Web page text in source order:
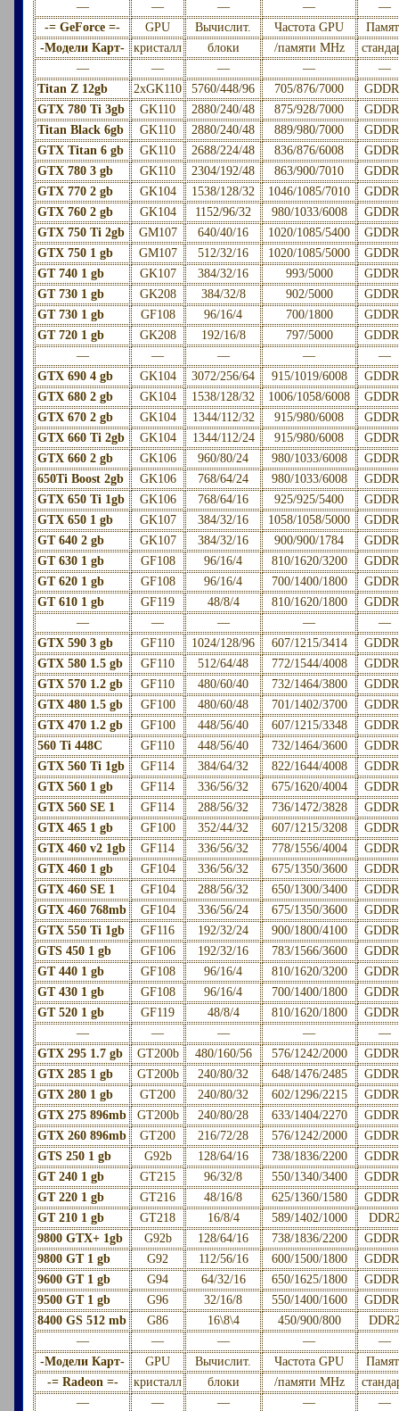
— — — —
—
-= GeForce =-
GPU Вычислит. Частота GPU
-Модели Карт-
кристалл блоки /памяти MHz
—
— — —
—
Titan Z 12gb
2xGK110 5760/448/96 705/876/7000
GTX 780 Ti 3gb
GK110 2880/240/48 875/928/7000
Titan Black 6gb
GK110 2880/240/48 889/980/7000
GTX Titan 6 gb
GK110 2688/224/48 836/876/6008
GTX 780 3 gb
GK110 2304/192/48 863/900/7010
GTX 770 2 gb
GK104 1538/128/32 1046/1085/7010
GTX 760 2 gb
GK104 1152/96/32 980/1033/6008
GTX 750 Ti 2gb
GM107 640/40/16 1020/1085/5400
GTX 750 1 gb
GM107 512/32/16 1020/1085/5000
GT 740 1 gb
GK107 384/32/16 993/5000
GT 730 1 gb
GK208 384/32/8 902/5000
GT 730 1 gb
GF108 96/16/4 700/1800
GT 720 1 gb
GK208 192/16/8 797/5000
—
— — —
—
GTX 690 4 gb
GK104 3072/256/64 915/1019/6008
GTX 680 2 gb
GK104 1538/128/32 1006/1058/6008
GTX 670 2 gb
GK104 1344/112/32 915/980/6008
GTX 660 Ti 2gb
GK104 1344/112/24 915/980/6008
GTX 660 2 gb
GK106 960/80/24 980/1033/6008
650Ti Boost 2gb
GK106 768/64/24 980/1033/6008
GTX 650 Ti 1gb
GK106 768/64/16 925/925/5400
GTX 650 1 gb
GK107 384/32/16 1058/1058/5000
GT 640 2 gb
GK107 384/32/16 900/900/1784
GT 630 1 gb
GF108 96/16/4 810/1620/3200
GT 620 1 gb
GF108 96/16/4 700/1400/1800
GT 610 1 gb
GF119 48/8/4 810/1620/1800
—
— — —
—
GTX 590 3 gb
GF110 1024/128/96 607/1215/3414
GTX 580 1.5 gb
GF110 512/64/48 772/1544/4008
GTX 570 1.2 gb
GF110 480/60/40 732/1464/3800
GTX 480 1.5 gb
GF100 480/60/48 701/1402/3700
GTX 470 1.2 gb
GF100 448/56/40 607/1215/3348
560 Ti 448C
GF110 448/56/40 732/1464/3600
GTX 560 Ti 1gb
GF114 384/64/32 822/1644/4008
GTX 560 1 gb
GF114 336/56/32 675/1620/4004
GTX 560 SE 1
GF114 288/56/32 736/1472/3828
GTX 465 1 gb
GF100 352/44/32 607/1215/3208
GTX 460 v2 1gb
GF114 336/56/32 778/1556/4004
GTX 460 1 gb
GF104 336/56/32 675/1350/3600
GTX 460 SE 1
GF104 288/56/32 650/1300/3400
GTX 460 768mb
GF104 336/56/24 675/1350/3600
GTX 550 Ti 1gb
GF116 192/32/24 900/1800/4100
GTS 450 1 gb
GF106 192/32/16 783/1566/3600
GT 440 1 gb
GF108 96/16/4 810/1620/3200
GT 430 1 gb
GF108 96/16/4 700/1400/1800
GT 520 1 gb
GF119 48/8/4 810/1620/1800
—
— — —
—
GTX 295 1.7 gb
GT200b 480/160/56 576/1242/2000
GTX 285 1 gb
GT200b 240/80/32 648/1476/2485
GTX 280 1 gb
GT200 240/80/32 602/1296/2215
GTX 275 896mb
GT200b 240/80/28 633/1404/2270
GTX 260 896mb
GT200 216/72/28 576/1242/2000
GTS 250 1 gb
G92b 128/64/16 738/1836/2200
GT 240 1 gb
GT215 96/32/8 550/1340/3400
GT 220 1 gb
GT216 48/16/8 625/1360/1580
GT 210 1 gb
GT218 16/8/4 589/1402/1000
9800 GTX+ 1gb
G92b 128/64/16 738/1836/2200
9800 GT 1 gb
G92 112/56/16 600/1500/1800
9600 GT 1 gb
G94 64/32/16 650/1625/1800
9500 GT 1 gb
G96 32/16/8 550/1400/1600
8400 GS 512 mb
G86 16\8\4 450/900/800
—
— — —
—
-Модели Карт-
GPU Вычислит. Частота GPU
-= Radeon =-
кристалл блоки /памяти MHz
—
— — —
—